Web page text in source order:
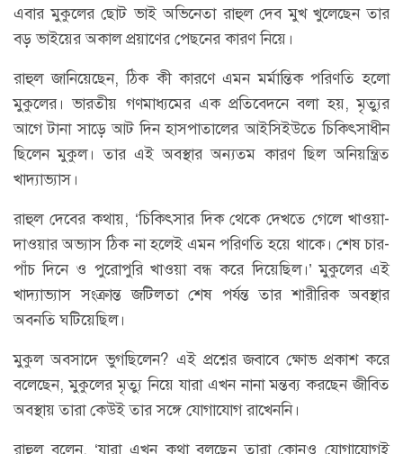
এবার মুকুলের ছোট ভাই অভিনেতা রাহুল দেব মুখ খুলেছেন তার
বড় ভাইয়ের অকাল প্রয়াণের পেছনের কারণ নিয়ে।
রাহুল জানিয়েছেন, ঠিক কী কারণে এমন মর্মান্তিক পরিণতি হলো
মুকুলের। ভারতীয় গণমাধ্যমের এক প্রতিবেদনে বলা হয়, মৃত্যুর
আগে টানা সাড়ে আট দিন হাসপাতালের আইসিইউতে চিকিৎসাধীন
ছিলেন মুকুল। তার এই অবস্থার অন্যতম কারণ ছিল অনিয়ন্ত্রিত
খাদ্যাভ্যাস।
রাহুল দেবের কথায়, ‘চিকিৎসার দিক থেকে দেখতে গেলে খাওয়া-
দাওয়ার অভ্যাস ঠিক না হলেই এমন পরিণতি হয়ে থাকে। শেষ চার-
পাঁচ দিনে ও পুরোপুরি খাওয়া বন্ধ করে দিয়েছিল।’ মুকুলের এই
খাদ্যাভ্যাস সংক্রান্ত জটিলতা শেষ পর্যন্ত তার শারীরিক অবস্থার
অবনতি ঘটিয়েছিল।
মুকুল অবসাদে ভুগছিলেন? এই প্রশ্নের জবাবে ক্ষোভ প্রকাশ করে
বলেছেন, মুকুলের মৃত্যু নিয়ে যারা এখন নানা মন্তব্য করছেন জীবিত
অবস্থায় তারা কেউই তার সঙ্গে যোগাযোগ রাখেননি।
রাহুল বলেন, ‘যারা এখন কথা বলছেন তারা কোনও যোগাযোগই